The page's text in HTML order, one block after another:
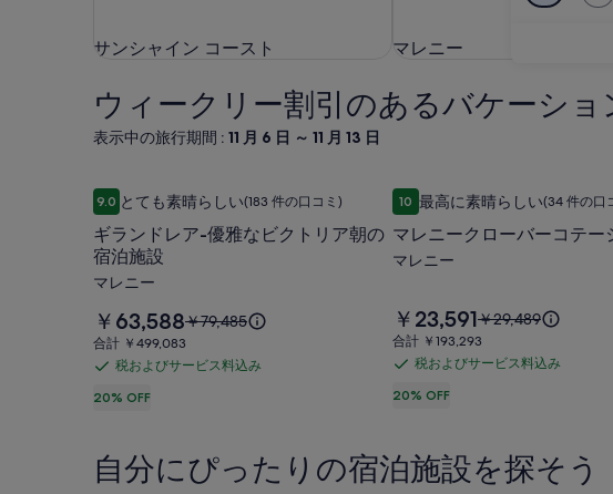
サンシャイン コースト
サンシャイン コースト マレニー
マレニー
ウィークリー割引のあるバケーシ
表示中の旅行期間 : 11 月 6 日 ～ 11 月 13 日
ギ
ラ
ン
ド
ア-
優
雅
ク
9.010 段階中 9.0、とても素晴らしい、(183 件の口コミ) 件の口コミ
とても素晴らしい(183 件の口コミ)
ギランドレア-優雅なビクトリア朝の
宿泊施設
マレニー
20% OFF
料
金
は
￥63,588
で
￥63,588以
前
の
通
常
￥79,485
合
計
合計 ￥499,083
税
お
び
サ
税およびサービス料込み
ギランドレア-優雅なビクトリア朝の宿泊施設
マ
レ
ニ
ー
ロ
ー
バ
テ
1010 段階中 10、最高に素晴らしい
最高に素晴らしい(34 件の口
マレニークローバーコテー
マレニー
20% OFF
料
金
は
￥23,591
で
￥23,591以
前
の
通
常
￥29,489
合
計
合計 ￥193,293
税
お
サ
税およびサービス料込み
マレニークローバーコテー
自分にぴったりの宿泊施設を探そう